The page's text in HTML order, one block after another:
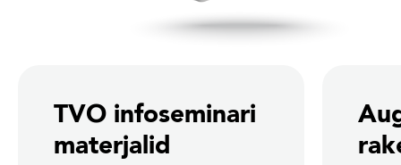
TVO infoseminari
materjalid